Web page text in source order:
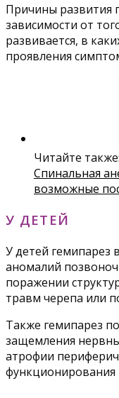
Причины развития
зависимости от
развивается, в
проявления
Читайте также:
Спинальная
возможные
У ДЕТЕЙ
У детей гемипарез
аномалий
поражении
травм черепа или
Также гемипарез
защемления
атрофии
функционирования